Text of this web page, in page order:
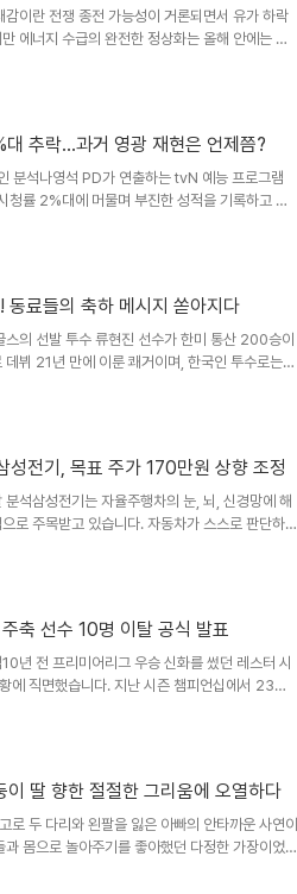
'붉은사막'의 성공적인 시장 안착에 중요한..
이란 전쟁 종전 가능성이 거론되면서 유가 하락
에너지 수급의 완전한 정상화는 올해 안에는 사
는 전망이 지배적입니다.종전 협상이 급물살을 타
류와 금융 비용 때문에 에너지 시장의 실질적인
급망 복구 및 시장 정상화 전망전문가들은 공급망
추락…과거 영광 재현은 언제쯤?
분석나영석 PD가 연출하는 tvN 예능 프로그램
청률 2%대에 머물며 부진한 성적을 기록하고 있
를 기록하며 큰 사랑을 받았던 것과는 대조적
비를 아껴 호화로운 저녁 식사를 즐겼지만, 다음
해 계획이 틀어지며 좌절감을 맛보았습니다. 광주
료들의 축하 메시지 쏟아지다
의 선발 투수 류현진 선수가 한미 통산 200승이
뷔 21년 만에 이룬 쾌거이며, 한국인 투수로는
이날 경기에서 6⅔이닝 동안 2실점으로 퀄리티 스
재이며, 좋은 멘토이자 리더가 되어주었다고 전했
류현진 선수는 동료들의 축하 영상에 놀라움과
성전기, 목표 주가 170만원 상향 조정
석삼성전기는 자율주행차의 눈, 뇌, 신경망에 해
로 주목받고 있습니다. 자동차가 스스로 판단하고
기의 광학통신, 패키지, 컴포넌트 사업부의 동반
사용하므로 안정적인 전원 공급을 위한 MLCC의
율주행 칩의 복잡성 증가는 FC-BGA 기판의..
축 선수 10명 이탈 공식 발표
년 전 프리미어리그 우승 신화를 썼던 레스터 시
에 직면했습니다. 지난 시즌 챔피언십에서 23위
. 이는 지난 3시즌 동안의 재정 규정 위반으로 인
미르 베고비치는 재계약 논의가 진행 중입니다.
스터 시티는 2015-2016 시즌 500..
딸 향한 절절한 그리움에 오열하다
로 두 다리와 왼팔을 잃은 아빠의 안타까운 사연이
몸으로 놀아주기를 좋아했던 다정한 가장이었습
몸으로 놀아줄 수 없다는 사실이 아빠에게는 가